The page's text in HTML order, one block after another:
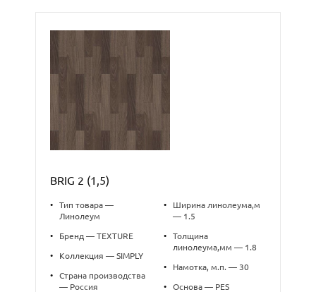
BRIG 2 (1,5)
•
Тип товара —
Линолеум
• Бренд — TEXTURE
• Коллекция — SIMPLY
•
Страна производства
— Россия
•
Ширина линолеума,м
— 1.5
•
Толщина
линолеума,мм — 1.8
• Намотка, м.п. — 30
• Основа — PES